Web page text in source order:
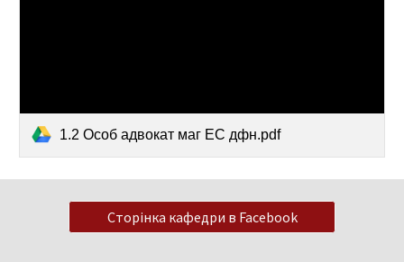
1.2 Особ адвокат маг ЕС дфн.pdf
Сторінка кафедри в Facebook